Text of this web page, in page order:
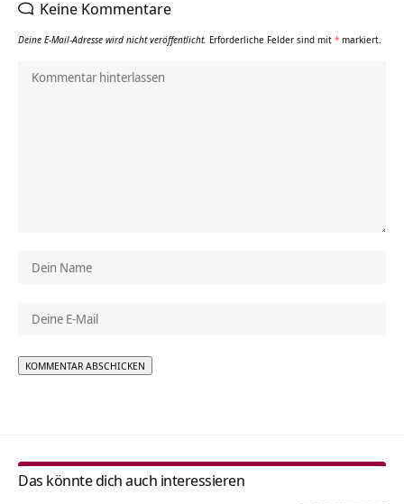
Keine Kommentare
Deine E-Mail-Adresse wird nicht veröffentlicht. Erforderliche Felder sind mit * markiert.
Das könnte dich auch interessieren